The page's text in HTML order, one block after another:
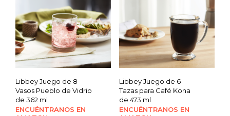
Libbey Juego de 8
Vasos Pueblo de Vidrio
de 362 ml
ENCUÉNTRANOS EN
Libbey Juego de 6
Tazas para Café Kona
de 473 ml
ENCUÉNTRANOS EN